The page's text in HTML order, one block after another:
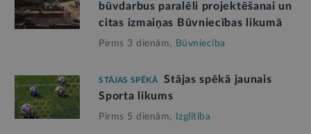
būvdarbus paralēli projektēšanai un
citas izmaiņas Būvniecības likumā
Pirms 3 dienām, Būvniecība
STĀJAS SPĒKĀ
Stājas spēkā jaunais
Sporta likums
Pirms 5 dienām, Izglītība